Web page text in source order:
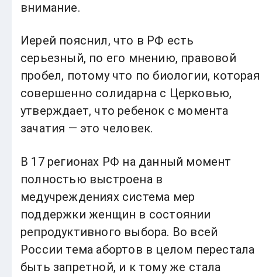
внимание.
Иерей пояснил, что в РФ есть
серьезный, по его мнению, правовой
пробел, потому что по биологии, которая
совершенно солидарна с Церковью,
утверждает, что ребенок с момента
зачатия — это человек.
В 17 регионах РФ на данный момент
полностью выстроена в
медучреждениях система мер
поддержки женщин в состоянии
репродуктивного выбора. Во всей
России тема абортов в целом перестала
быть запретной, и к тому же стала